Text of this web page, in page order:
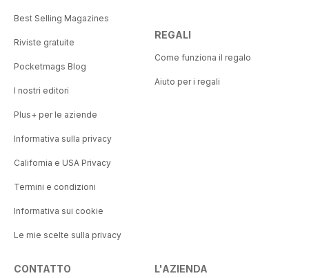
Best Selling Magazines
Riviste gratuite
Pocketmags Blog
I nostri editori
Plus+ per le aziende
Informativa sulla privacy
California e USA Privacy
Termini e condizioni
Informativa sui cookie
Le mie scelte sulla privacy
REGALI
Come funziona il regalo
Aiuto per i regali
CONTATTO L'AZIENDA